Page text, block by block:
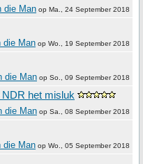
die Man op Ma., 24 September 2018
die Man op Wo., 19 September 2018
die Man op So., 09 September 2018
het misluk
die Man op Sa., 08 September 2018
die Man op Wo., 05 September 2018